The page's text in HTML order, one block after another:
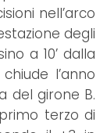
nell’arco
degli
a 10’ dalla
l’anno
del girone B.
terzo di